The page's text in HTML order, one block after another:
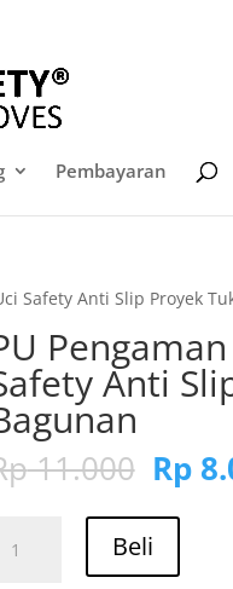
Pembayaran
Safety Anti Slip Proyek
Anti
11.000
Rp
Rp
Beli